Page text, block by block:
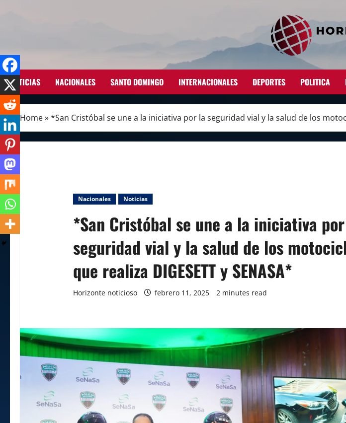
NOTICIAS NACIONALES SANTO DOMINGO INTERNACIONALES DEPORTES POLITICA
Home»*San Cristóbal se une a la iniciativa por la seguridad vial y la salud de los
Nacionales Noticias
*San Cristóbal se une a la iniciativa
seguridad vial y la salud de los
que realiza DIGESETT y SENASA*
Horizonte noticioso febrero 11, 2025 2 minutes read